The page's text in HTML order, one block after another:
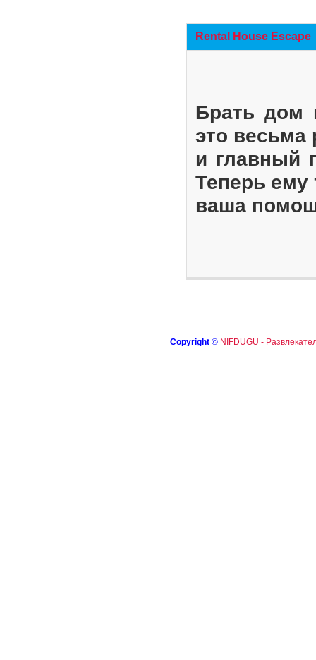
Rental House Escape
Брать дом
это весьма
и главный
Теперь ему
ваша
Copyright © NIFDUGU -